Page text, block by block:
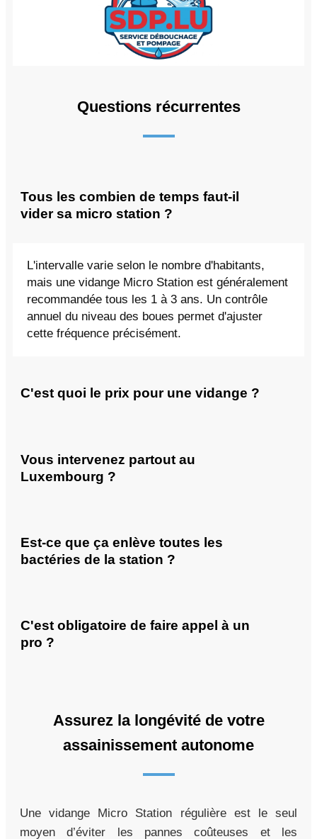
Questions récurrentes
Tous les combien de temps faut-il
vider sa micro station ?
L'intervalle varie selon le nombre d'habitants,
mais une vidange Micro Station est généralement
recommandée tous les 1 à 3 ans. Un contrôle
annuel du niveau des boues permet d'ajuster
cette fréquence précisément.
C'est quoi le prix pour une vidange ?
Vous intervenez partout au
Luxembourg ?
Est-ce que ça enlève toutes les
bactéries de la station ?
C'est obligatoire de faire appel à un
pro ?
Assurez la longévité de votre
assainissement autonome
Une vidange Micro Station régulière est le seul
moyen d’éviter les pannes coûteuses et les